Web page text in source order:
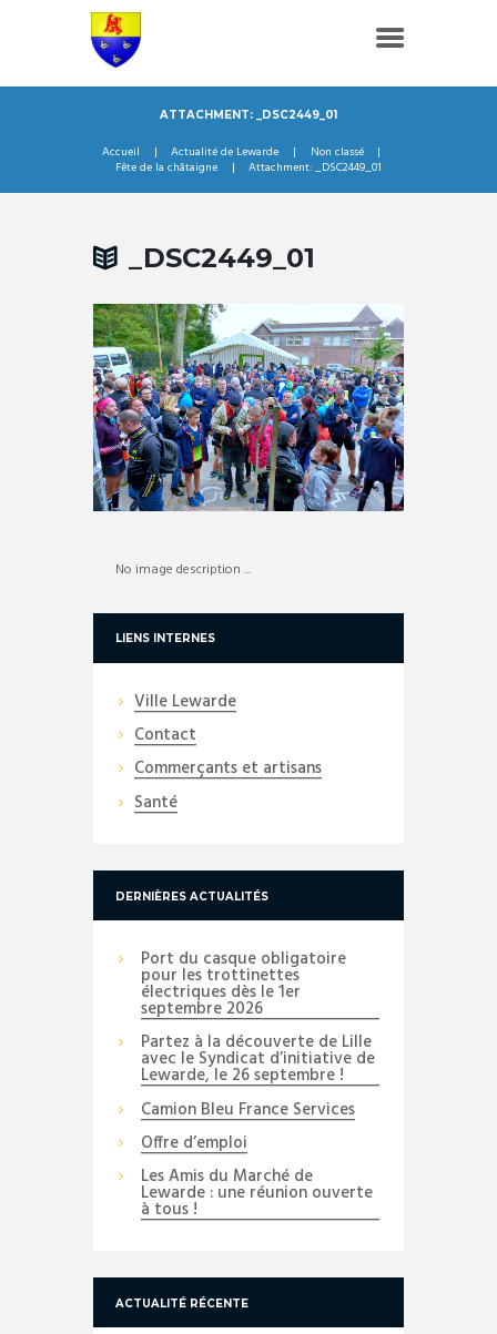
ATTACHMENT: _DSC2449_01
Accueil Actualité de Lewarde
Non classé
Fête de la châtaigne
Attachment: _DSC2449_01
_DSC2449_01
No image description ...
LIENS INTERNES
Ville Lewarde
Contact
Commerçants et artisans
Santé
DERNIÈRES ACTUALITÉS
Port du casque obligatoire
pour les trottinettes
électriques dès le 1er
septembre 2026
Partez à la découverte de Lille
avec le Syndicat d’initiative de
Lewarde, le 26 septembre !
Camion Bleu France Services
Offre d’emploi
Les Amis du Marché de
Lewarde : une réunion ouverte
à tous !
ACTUALITÉ RÉCENTE